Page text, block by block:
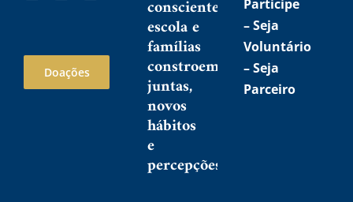
Doações
consciente:
escola e
famílias
constroem,
juntas,
novos
hábitos
e
percepções
Participe
–Seja
Voluntário
–Seja
Parceiro